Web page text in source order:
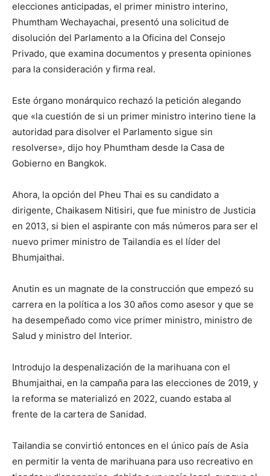
elecciones anticipadas, el primer ministro interino,
Phumtham Wechayachai, presentó una solicitud de
disolución del Parlamento a la Oficina del Consejo
Privado, que examina documentos y presenta opiniones
para la consideración y firma real.
Este órgano monárquico rechazó la petición alegando
que «la cuestión de si un primer ministro interino tiene la
autoridad para disolver el Parlamento sigue sin
resolverse», dijo hoy Phumtham desde la Casa de
Gobierno en Bangkok.
Ahora, la opción del Pheu Thai es su candidato a
dirigente, Chaikasem Nitisiri, que fue ministro de Justicia
en 2013, si bien el aspirante con más números para ser el
nuevo primer ministro de Tailandia es el líder del
Bhumjaithai.
Anutin es un magnate de la construcción que empezó su
carrera en la política a los 30 años como asesor y que se
ha desempeñado como vice primer ministro, ministro de
Salud y ministro del Interior.
Introdujo la despenalización de la marihuana con el
Bhumjaithai, en la campaña para las elecciones de 2019, y
la reforma se materializó en 2022, cuando estaba al
frente de la cartera de Sanidad.
Tailandia se convirtió entonces en el único país de Asia
en permitir la venta de marihuana para uso recreativo en